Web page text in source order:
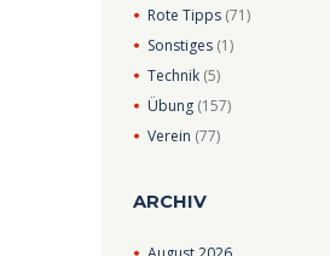
Rote Tipps (71)
Sonstiges (1)
Technik (5)
Übung (157)
Verein (77)
ARCHIV